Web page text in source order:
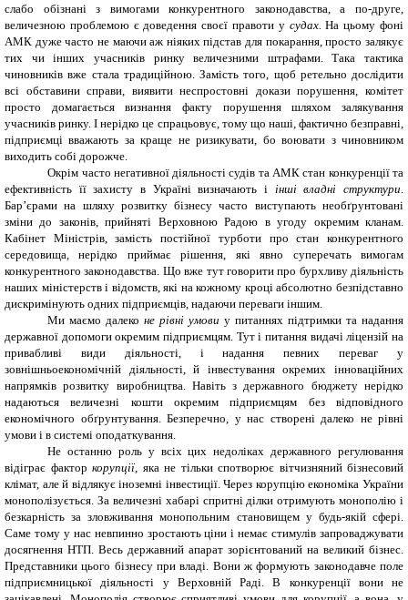
слабо обізнані з вимогами конкурентного законодавства, а по-друге,
величезною проблемою є доведення своєї правоти у судах. На цьому фоні
АМК дуже часто не маючи аж ніяких підстав для покарання, просто залякує
тих чи інших учасників ринку величезними штрафами. Така тактика
чиновників вже стала традиційною. Замість того, щоб ретельно дослідити
всі обставини справи, виявити неспростовні докази порушення, комітет
просто домагається визнання факту порушення шляхом залякування
учасників ринку. І нерідко це спрацьовує, тому що наші, фактично безправні,
підприємці вважають за краще не ризикувати, бо воювати з чиновником
виходить собі дорожче.
Окрім часто негативної діяльності судів та АМК стан конкуренції та
ефективність її захисту в Україні визначають і інші владні структури
Бар’єрами на шляху розвитку бізнесу часто виступають необґрунтовані
зміни до законів, прийняті Верховною Радою в угоду окремим кланам.
Кабінет Міністрів, замість постійної турботи про стан конкурентного
середовища, нерідко приймає рішення, які явно суперечать вимогам
конкурентного законодавства. Що вже тут говорити про бурхливу діяльність
наших міністерств і відомств, які на кожному кроці абсолютно безпідставно
дискримінують одних підприємців, надаючи переваги іншим.
Ми маємо далеконе рівні умови у питаннях підтримки та надання
державної допомоги окремим підприємцям. Тут і питання видачі ліцензій на
привабливі види діяльності, і надання певних переваг у
зовнішньоекономічній діяльності, й інвестування окремих інноваційних
напрямків розвитку виробництва. Навіть з державного бюджету нерідко
надаються величезні кошти окремим підприємцям без відповідного
економічного обґрунтування. Безперечно, у нас створені далеко не рівні
умови і в системі оподаткування.
Не останню роль у всіх цих недоліках державного регулювання
відіграє фактор корупції , яка не тільки спотворює вітчизняний бізнесовий
клімат, але й відлякує іноземні інвестиції. Через корупцію економіка України
монополізується. За величезні хабарі спритні ділки отримують монополію і
безкарність за зловживання монопольним становищем у будь-якій сфері.
Саме тому у нас невпинно зростають ціни і немає стимулів запроваджувати
досягнення НТП. Весь державний апарат зорієнтований на великий бізнес.
Представники цього бізнесу при владі. Вони ж формують законодавче поле
підприємницької діяльності у Верховній Раді. В конкуренції вони не